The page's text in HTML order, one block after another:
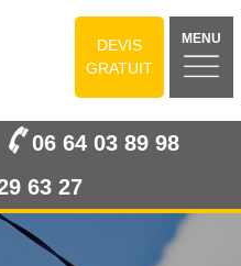
DEVIS
GRATUIT
MENU
06 64 03 89 98
63 27